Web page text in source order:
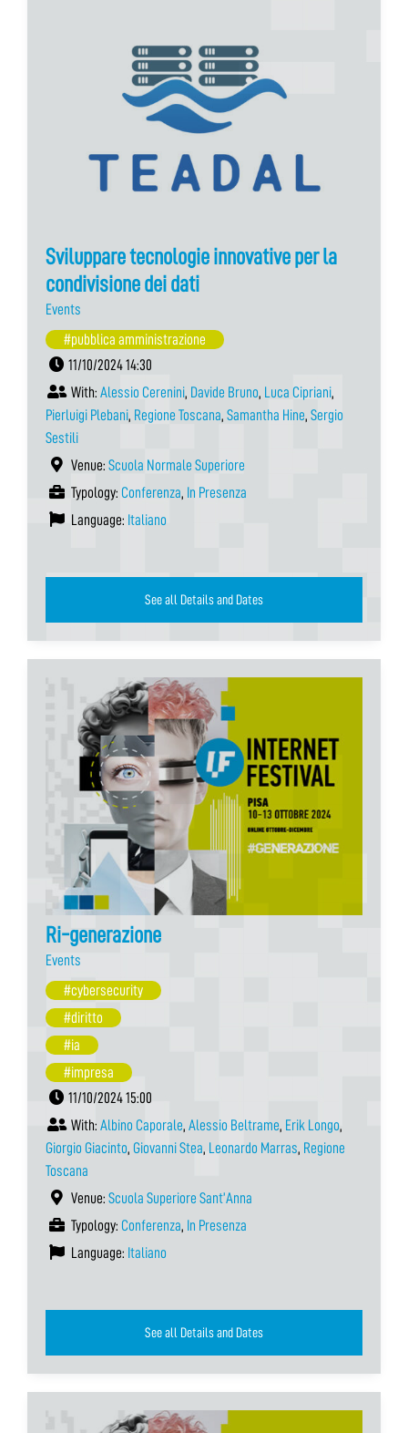
Sviluppare tecnologie innovative per la
condivisione dei dati
Events
#pubblica amministrazione
11/10/2024 14:30
With: Alessio Cerenini, Davide Bruno, Luca Cipriani,
Pierluigi Plebani, Regione Toscana, Samantha Hine, Sergio
Sestili
Venue: Scuola Normale Superiore
Typology: Conferenza, In Presenza
Language: Italiano
See all Details and Dates
Ri-generazione
Events
#cybersecurity
#diritto
#ia
#impresa
11/10/2024 15:00
With: Albino Caporale, Alessio Beltrame, Erik Longo,
Giorgio Giacinto, Giovanni Stea, Leonardo Marras, Regione
Toscana
Venue: Scuola Superiore Sant’Anna
Typology: Conferenza, In Presenza
Language: Italiano
See all Details and Dates